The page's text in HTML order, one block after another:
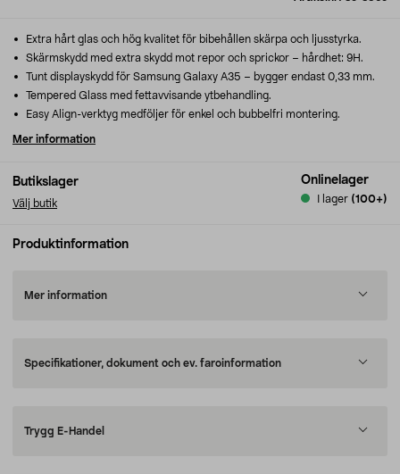
Butikslager
Välj butik
Onlinelager
I lager (100+)
Extra hårt glas och hög kvalitet för bibehållen skärpa och ljusstyrka.
Skärmskydd med extra skydd mot repor och sprickor – hårdhet: 9H.
Tunt displayskydd för Samsung Galaxy A35 – bygger endast 0,33 mm.
Tempered Glass med fettavvisande ytbehandling.
Easy Align-verktyg medföljer för enkel och bubbelfri montering.
Mer information
Produktinformation
Mer information
Specifikationer, dokument och ev. faroinformation
Trygg E-Handel